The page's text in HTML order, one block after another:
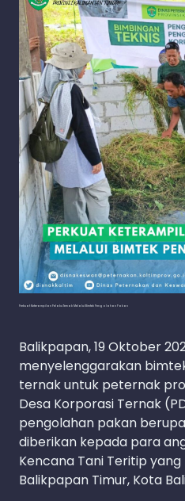
Perkuat Keterampilan Pelaku Ternak Melalui Bimtek Pengolahan Pakan
Balikpapan, 19 Oktober
menyelenggarakan
ternak untuk peternak
Desa Korporasi Ternak
pengolahan pakan
diberikan kepada para
Kencana Tani Teritip yang
Balikpapan Timur, Kota